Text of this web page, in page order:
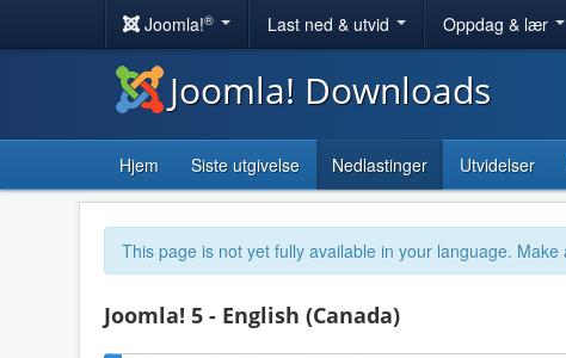
Joomla!® Last ned & utvid Oppdag & lær
Joomla! Downloads
Hjem Siste utgivelse Nedlastinger Utvidelser
This page is not yet fully available in your language.
Joomla! 5 - English (Canada)